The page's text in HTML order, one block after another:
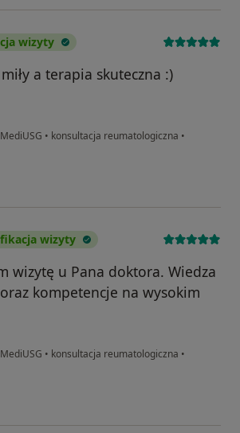
wizyty
a terapia skuteczna :)
• konsultacja reumatologiczna •
wizyty
wizytę u Pana doktora. Wiedza
kompetencje na wysokim
• konsultacja reumatologiczna •